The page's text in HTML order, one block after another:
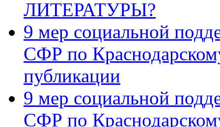
ЛИТЕРАТУРЫ?
9 мер социальной
СФР по
публикации
9 мер социальной
СФР по